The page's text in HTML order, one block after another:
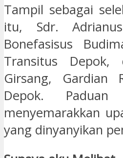
Tampil sebagai
itu, Sdr.
Bonefasisus
Transitus
Girsang, Gardian
Depok.
menyemarakkan
yang dinyanyikan